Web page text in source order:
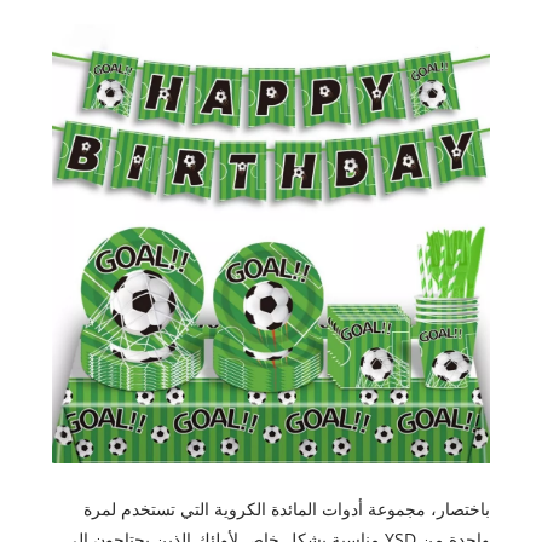
باختصار، مجموعة أدوات المائدة الكروية التي تستخدم لمرة